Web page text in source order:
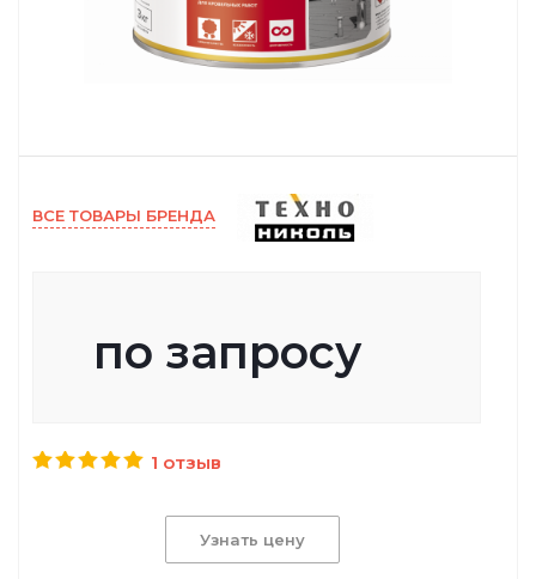
ВСЕ ТОВАРЫ БРЕНДА
по запросу
1 отзыв
Узнать цену